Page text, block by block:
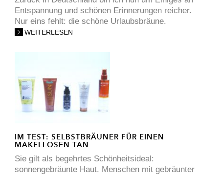
Entspannung und schönen Erinnerungen reicher.
Nur eins fehlt: die schöne Urlaubsbräune.
WEITERLESEN
IM TEST: SELBSTBRÄUNER FÜR EINEN
MAKELLOSEN TAN
Sie gilt als begehrtes Schönheitsideal:
sonnengebräunte Haut. Menschen mit gebräunter